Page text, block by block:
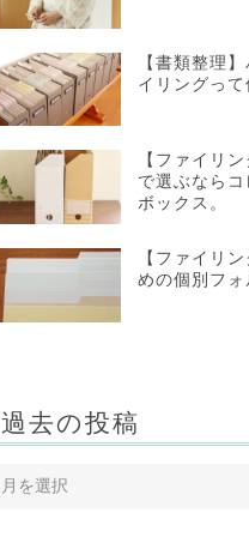
【書類整理
イリングって
【ファイリ
で選ぶなら
ボックス。
【ファイリ
めの個別フォ
過去の投稿